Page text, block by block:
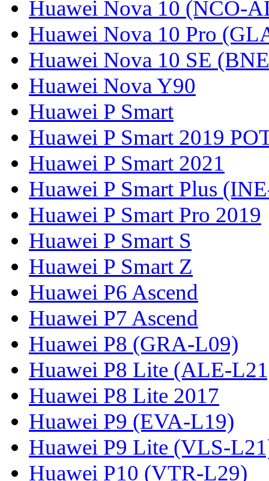
Huawei Nova 10 (NCO-
Huawei Nova 10 Pro
Huawei Nova 10 SE
Huawei Nova Y90
Huawei P Smart
Huawei P Smart 2019
Huawei P Smart 2021
Huawei P Smart Plus
Huawei P Smart Pro 2019
Huawei P Smart S
Huawei P Smart Z
Huawei P6 Ascend
Huawei P7 Ascend
Huawei P8 (GRA-L09)
Huawei P8 Lite (ALE-
Huawei P8 Lite 2017
Huawei P9 (EVA-L19)
Huawei P9 Lite (VLS-
Huawei P10 (VTR-L29)